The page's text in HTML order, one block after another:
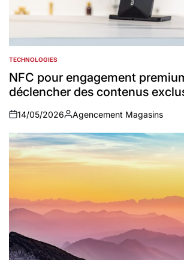
POSTED
IN
TECHNOLOGIES
NFC pour engagement
déclencher des contenus
on
14/05/2026
Auteur
Agencement Magasins